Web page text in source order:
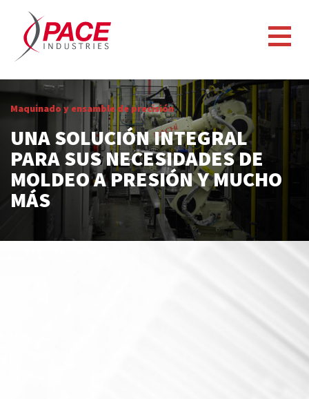
Maquinado y ensamble de precisión
UNA SOLUCIÓN INTEGRAL
PARA SUS NECESIDADES DE
MOLDEO A PRESIÓN Y MUCHO
MÁS